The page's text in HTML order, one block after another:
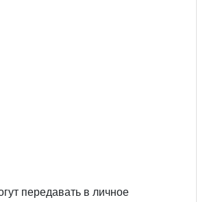
передавать в личное